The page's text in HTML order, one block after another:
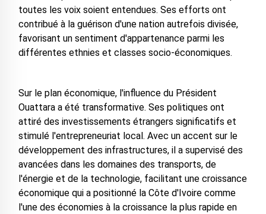
toutes les voix soient entendues. Ses efforts ont
contribué à la guérison d'une nation autrefois divisée,
favorisant un sentiment d'appartenance parmi les
différentes ethnies et classes socio-économiques.
Sur le plan économique, l'influence du Président
Ouattara a été transformative. Ses politiques ont
attiré des investissements étrangers significatifs et
stimulé l'entrepreneuriat local. Avec un accent sur le
développement des infrastructures, il a supervisé des
avancées dans les domaines des transports, de
l'énergie et de la technologie, facilitant une croissance
économique qui a positionné la Côte d'Ivoire comme
l'une des économies à la croissance la plus rapide en